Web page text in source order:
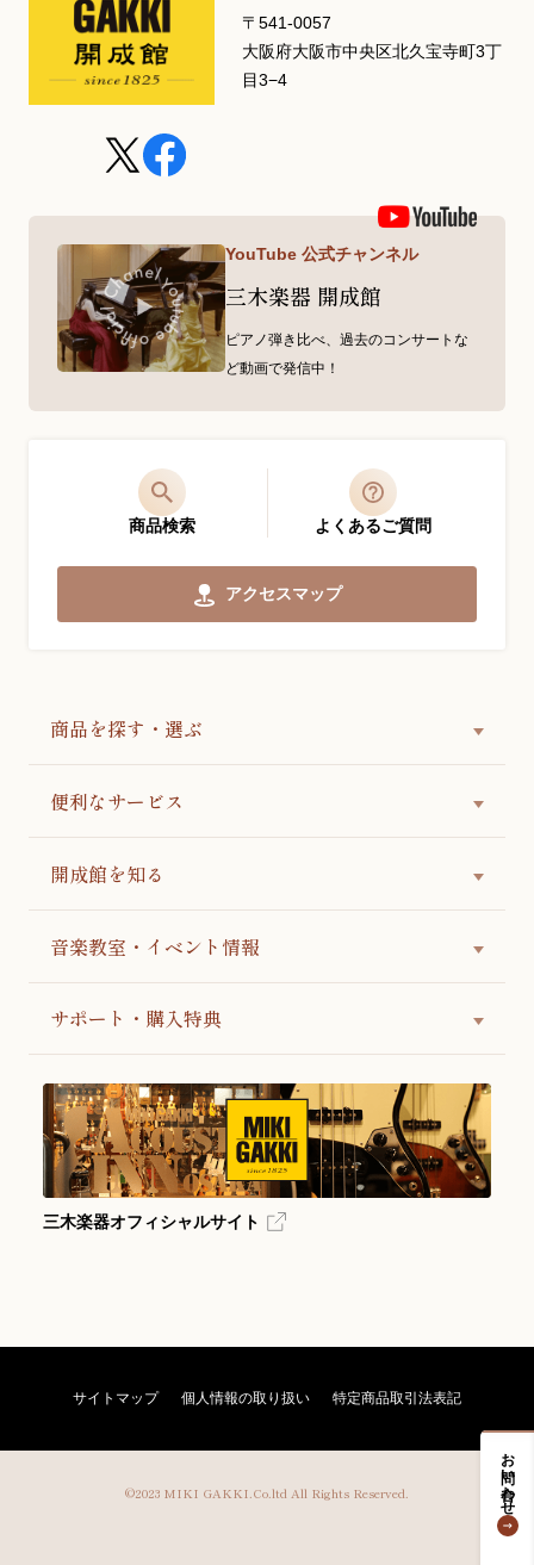
〒541-0057
大阪府大阪市中央区北久宝寺町3丁
目3−4
YouTube 公式チャンネル
三木楽器 開成館
ピアノ弾き比べ、過去のコンサートな
ど動画で発信中！
商品検索 よくあるご質問
アクセスマップ
商品を探す・選ぶ
便利なサービス
開成館を知る
音楽教室・イベント情報
サポート・購入特典
三木楽器オフィシャルサイト
サイトマップ 個人情報の取り扱い 特定商品取引法表記
©2023 MIKI GAKKI.Co.ltd All Rights Reserved. お問い合わせ